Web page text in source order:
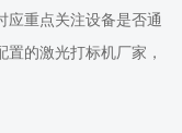
应重点关注设备是否通
的激光打标机厂家，